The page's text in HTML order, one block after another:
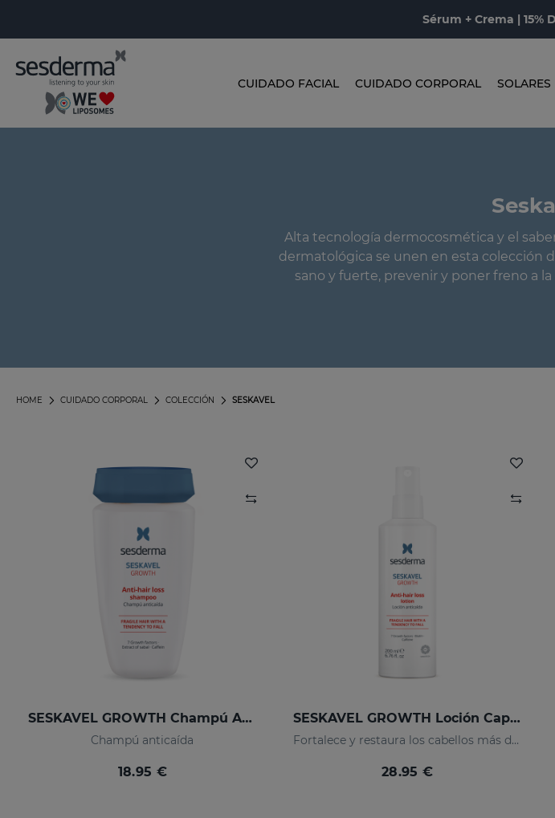
Sérum + Crema | 15%
CUIDADO FACIAL CUIDADO CORPORAL SOLARES
Alta tecnología dermocosmética y el
dermatológica se unen en esta colección
sano y fuerte, prevenir y poner freno a
SESKAVEL
COLECCIÓN
CUIDADO CORPORAL
HOME
SESKAVEL GROWTH Champú Anticaída
Champú anticaída
18.95 €
SESKAVEL GROWTH Loción Capilar Anticaída
Fortalece y restaura los cabellos más débiles activando su crecimiento
28.95 €